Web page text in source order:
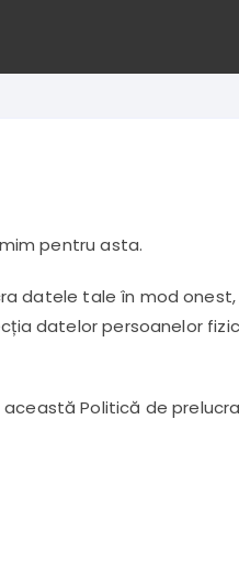
pentru asta.
datele tale în mod
datelor persoanelor
Politică de